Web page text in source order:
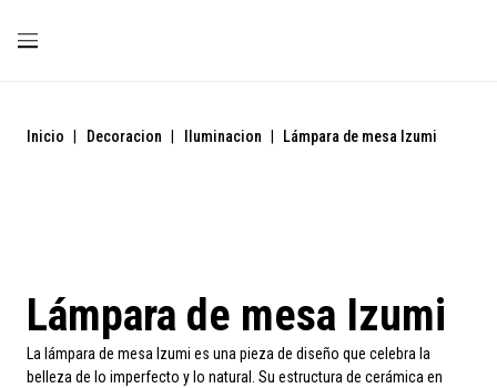
Inicio Decoracion Iluminacion Lámpara de mesa Izumi
Lámpara de mesa Izumi
La lámpara de mesa Izumi es una pieza de diseño que celebra la
belleza de lo imperfecto y lo natural. Su estructura de cerámica en